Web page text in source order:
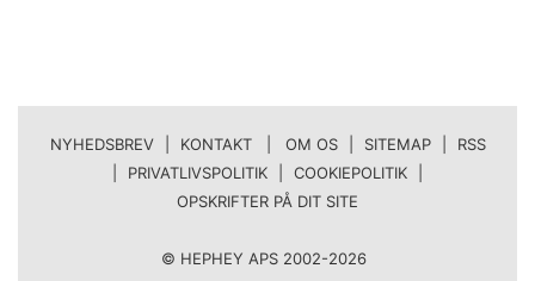
NYHEDSBREV KONTAKT | OM OS SITEMAP
RSS
PRIVATLIVSPOLITIK COOKIEPOLITIK
OPSKRIFTER PÅ DIT SITE
© HEPHEY APS 2002-2026